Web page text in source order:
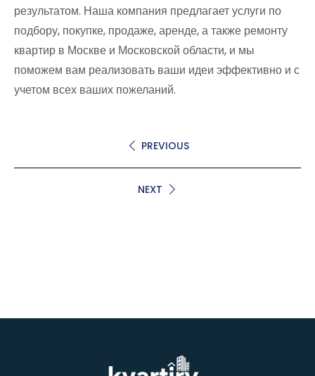
результатом. Наша компания предлагает услуги по
подбору, покупке, продаже, аренде, а также ремонту
квартир в Москве и Московской области, и мы
поможем вам реализовать ваши идеи эффективно и с
учетом всех ваших пожеланий.
PREVIOUS
NEXT